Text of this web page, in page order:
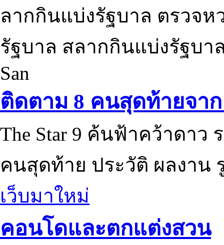
ลากกินแบ่งรัฐบาล ตรวจ
รัฐบาล สลากกินแบ่งรัฐบา
San
ติดตาม 8 คนสุดท้ายจาก
The Star 9 ค้นฟ้าคว้าดาว
คนสุดท้าย ประวัติ ผลงาน
เว็บมาใหม่
คอนโดและตกแต่งสวน